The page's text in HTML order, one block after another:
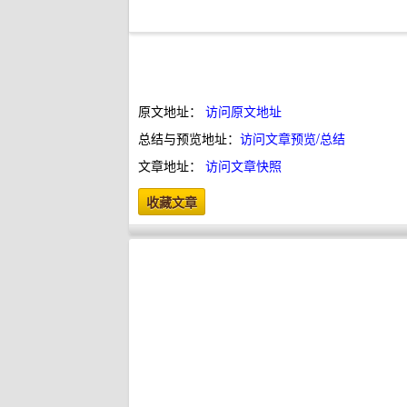
原文地址： 访问原文地址
总结与预览地址： 访问文章预览/总结
文章地址： 访问文章快照